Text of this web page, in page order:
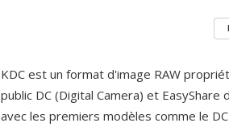
KDC est un format d'image RAW
public DC (Digital Camera) et EasyShare
avec les premiers modèles comme le